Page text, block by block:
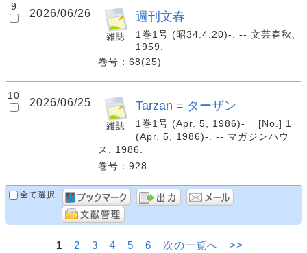
9
2026/06/26 週刊文春
1巻1号 (昭34.4.20)-. -- 文芸春秋,
1959.
巻号：68(25)
10
2026/06/25 Tarzan = ターザン
1巻1号 (Apr. 5, 1986)- = [No.] 1
(Apr. 5, 1986)-. -- マガジンハウ
ス, 1986.
巻号：928
全て選択
1 2 3 4 5 6 次の一覧へ >>